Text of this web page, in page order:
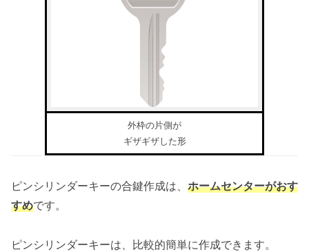
外枠の片側が
ギザギザした形
ピンシリンダーキーの合鍵作成は、 ホームセンターがおす
すめです。
ピンシリンダーキーは、比較的簡単に作成できます。